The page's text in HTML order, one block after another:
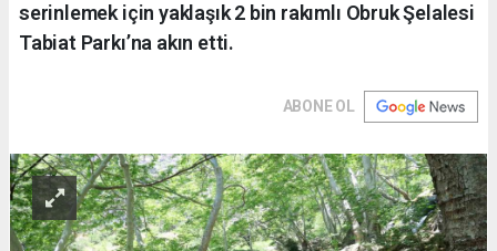
serinlemek için yaklaşık 2 bin rakımlı Obruk Şelalesi
Tabiat Parkı’na akın etti.
ABONE OL